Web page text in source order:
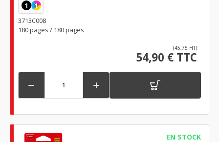
1 1
3713C008
180 pages / 180 pages
(45,75 HT)
54,90 € TTC
 
EN STOCK